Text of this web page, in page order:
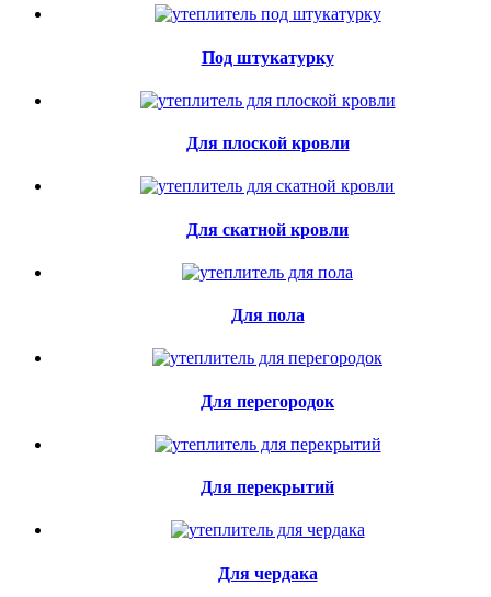
Под штукатурку
Для плоской кровли
Для скатной кровли
Для пола
Для перегородок
Для перекрытий
Для чердака